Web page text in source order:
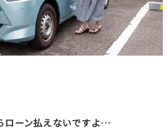
ローン払えないですよ…